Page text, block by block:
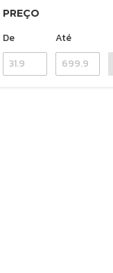
PREÇO
De Até